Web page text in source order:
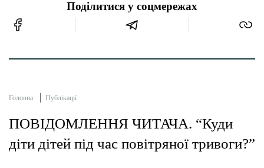
Поділитися у соцмережах
Головна Публікації
ПОВІДОМЛЕННЯ ЧИТАЧА. “Куди
діти дітей під час повітряної тривоги?”